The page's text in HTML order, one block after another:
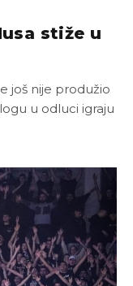
stiže u
još nije produžio
u odluci igraju